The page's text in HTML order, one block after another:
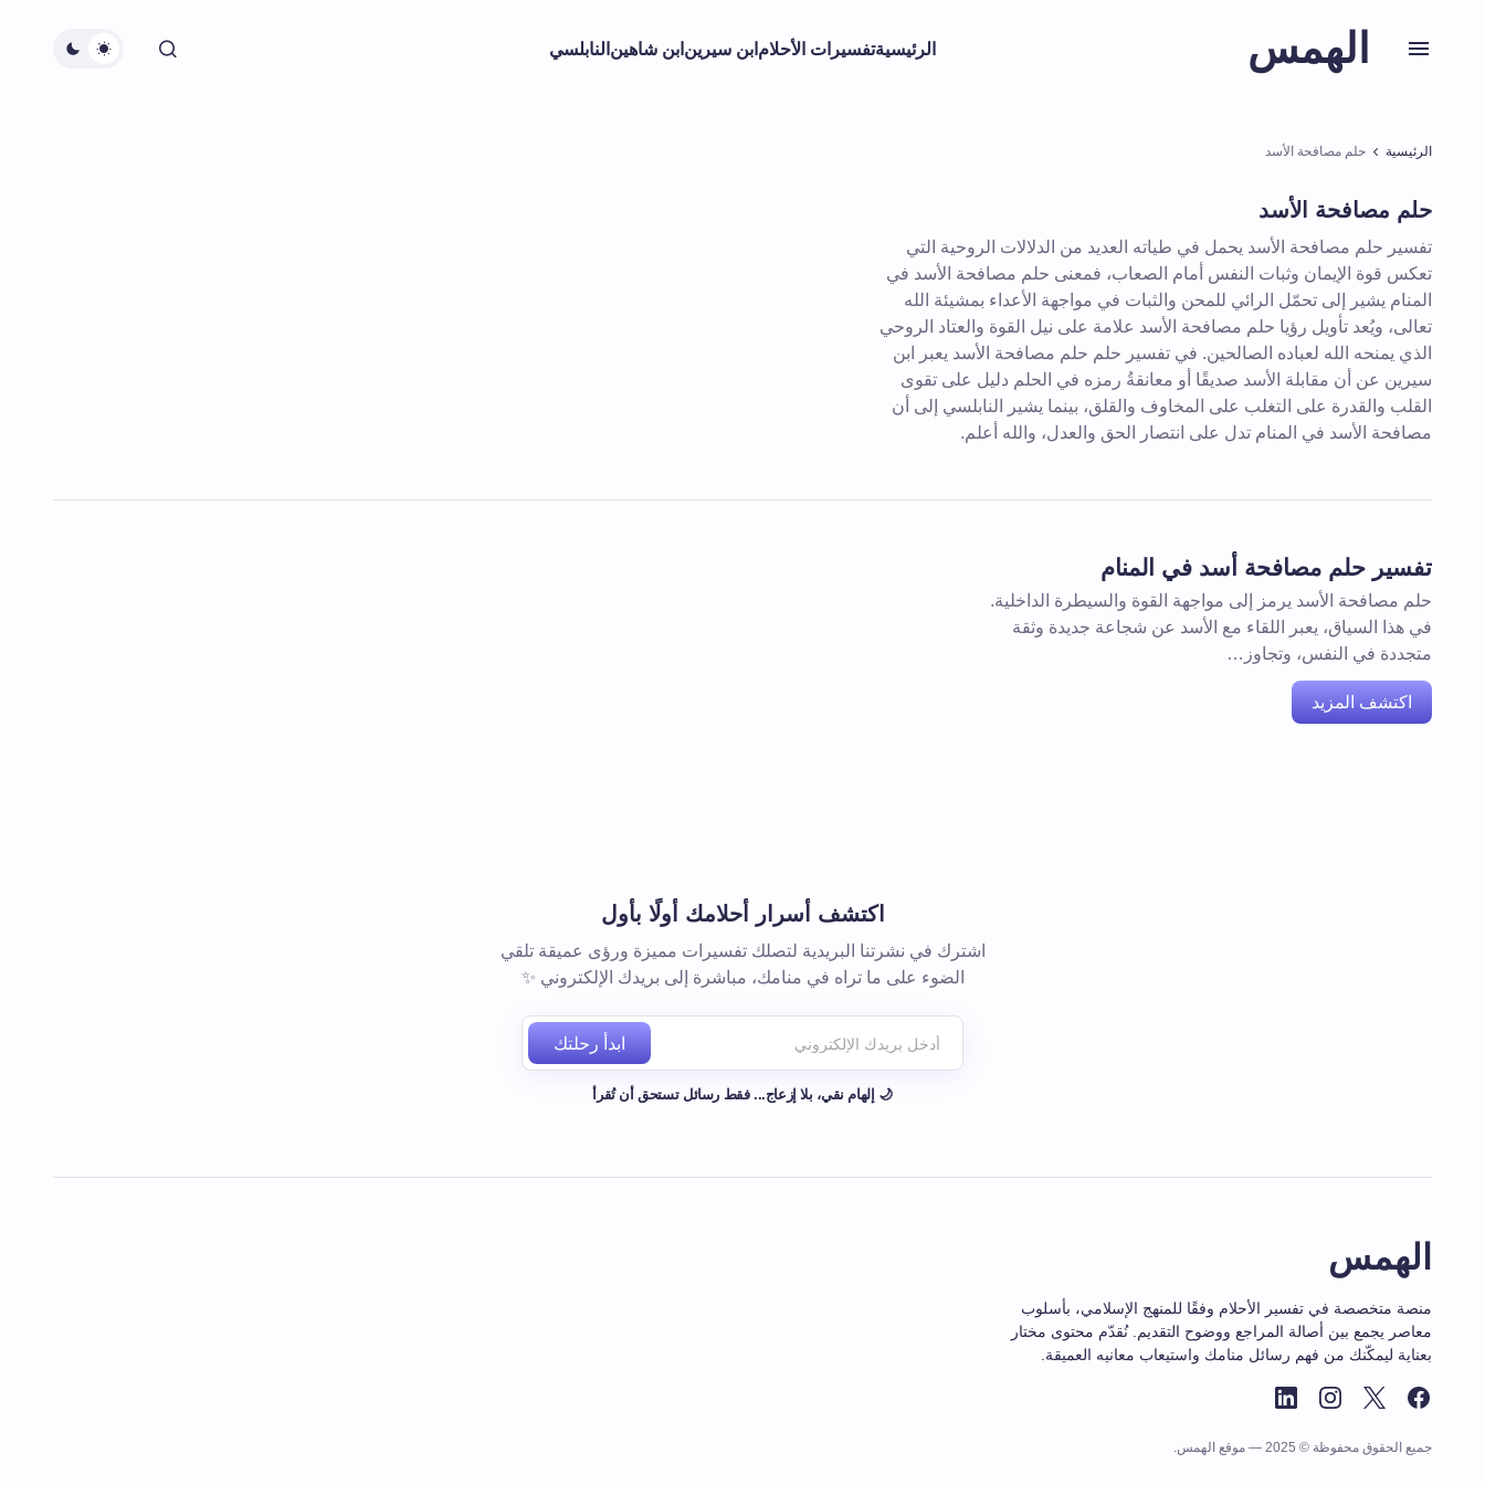
الهمس الرئيسيةتفسيرات الأحلام ابن سيرين ابن شاهين النابلسي
الرئيسية حلم مصافحة الأسد
حلم مصافحة الأسد
تفسير حلم مصافحة الأسد يحمل في طياته العديد من الدلالات الروحية التي
تعكس قوة الإيمان وثبات النفس أمام الصعاب، فمعنى حلم مصافحة الأسد في
المنام يشير إلى تحمّل الرائي للمحن والثبات في مواجهة الأعداء بمشيئة الله
تعالى، ويُعد تأويل رؤيا حلم مصافحة الأسد علامة على نيل القوة والعتاد الروحي
الذي يمنحه الله لعباده الصالحين. في تفسير حلم حلم مصافحة الأسد يعبر ابن
سيرين عن أن مقابلة الأسد صديقًا أو معانقةُ رمزه في الحلم دليل على تقوى
القلب والقدرة على التغلب على المخاوف والقلق، بينما يشير النابلسي إلى أن
مصافحة الأسد في المنام تدل على انتصار الحق والعدل، والله أعلم.
تفسير حلم مصافحة أسد في المنام
حلم مصافحة الأسد يرمز إلى مواجهة القوة والسيطرة الداخلية.
في هذا السياق، يعبر اللقاء مع الأسد عن شجاعة جديدة وثقة
متجددة في النفس، وتجاوز…
اكتشف المزيد
اكتشف أسرار أحلامك أولًا بأول
اشترك في نشرتنا البريدية لتصلك تفسيرات مميزة ورؤى عميقة تلقي
الضوء على ما تراه في منامك، مباشرة إلى بريدك الإلكتروني ✨
ابدأ رحلتك
🌙 إلهام نقي، بلا إزعاج... فقط رسائل تستحق أن تُقرأ
الهمس
منصة متخصصة في تفسير الأحلام وفقًا للمنهج الإسلامي، بأسلوب
معاصر يجمع بين أصالة المراجع ووضوح التقديم. نُقدّم محتوى مختار
بعناية ليمكّنك من فهم رسائل منامك واستيعاب معانيه العميقة.
جميع الحقوق محفوظة © 2025 — موقع الهمس.